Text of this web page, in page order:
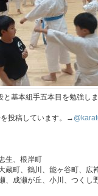
と基本組手五本目を勉強し
投稿しています。→
生、根岸町
蔵町、鶴川、能ヶ谷町、広
、成瀬が丘、小川、つくし